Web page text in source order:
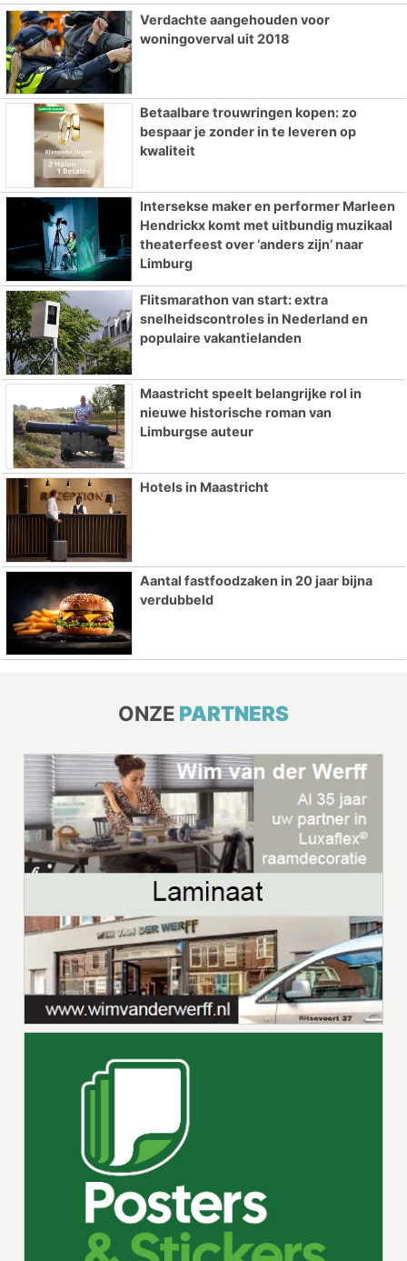
Verdachte aangehouden voor
woningoverval uit 2018
Betaalbare trouwringen kopen: zo
bespaar je zonder in te leveren op
kwaliteit
Intersekse maker en performer Marleen
Hendrickx komt met uitbundig muzikaal
theaterfeest over ‘anders zijn’ naar
Limburg
Flitsmarathon van start: extra
snelheidscontroles in Nederland en
populaire vakantielanden
Maastricht speelt belangrijke rol in
nieuwe historische roman van
Limburgse auteur
Hotels in Maastricht
Aantal fastfoodzaken in 20 jaar bijna
verdubbeld
ONZE PARTNERS